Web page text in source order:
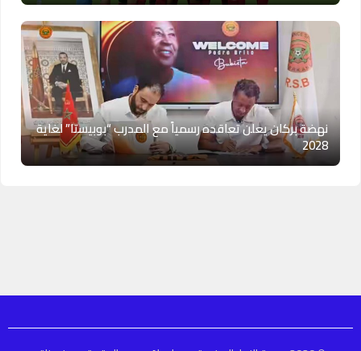
نهضة بركان يعلن تعاقده رسمياً مع المدرب “بوبيستا” لغاية
2028